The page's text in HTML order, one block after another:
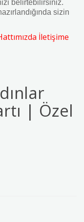
belirtebilirsiniz.
sizin
İletişime
| Özel